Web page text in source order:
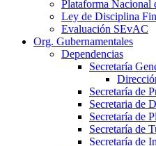
Plataforma Nacional
Ley de Disciplina
Evaluación SEvAC
Org. Gubernamentales
Dependencias
Secretaría
Secretaría de
Secretaria de
Secretaría de
Secretaría de
Secretaría de